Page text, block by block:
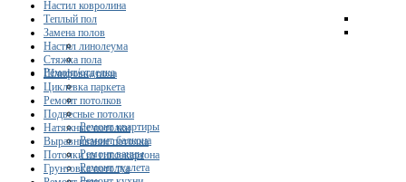
Ремонт/отделка
Ремонт квартиры
Ремонт балкона
Ремонт ванны
Ремонт туалета
Настил ковролина
Теплый пол
Замена полов
Настил линолеума
Стяжка пола
Шлифовка пола
Циклевка паркета
Ремонт потолков
Подвесные потолки
Натяжные потолки
Выравнивание потолка
Потолки из гипсокартона
Грунтовка потолка